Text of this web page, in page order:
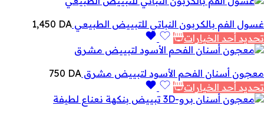
غسول الفم بالكربون النباتي للتبييض الطبيعي 1,450 DA
تحديد أحد الخيارات
معجون أسنان الفحم الأسود لتبييض مشرق 750 DA
تحديد أحد الخيارات